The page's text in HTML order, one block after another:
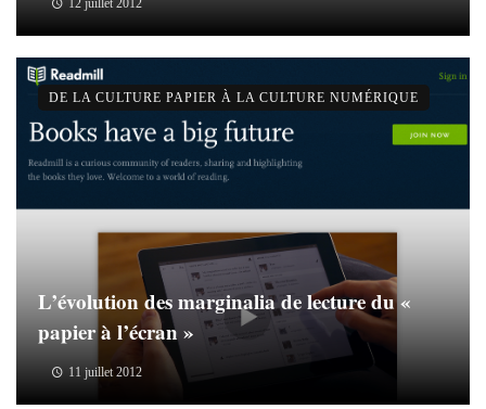
12 juillet 2012
L’évolution des marginalia de lecture du «
papier à l’écran »
11 juillet 2012
DE LA CULTURE PAPIER À LA CULTURE NUMÉRIQUE